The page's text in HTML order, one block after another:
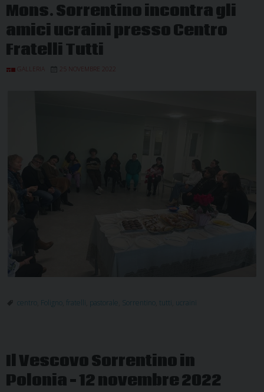
Mons. Sorrentino incontra gli
amici ucraini presso Centro
Fratelli Tutti
GALLERIA 25 NOVEMBRE 2022
centro Foligno fratelli pastorale Sorrentino tutti ucraini
Il Vescovo Sorrentino in
Polonia – 12 novembre 2022